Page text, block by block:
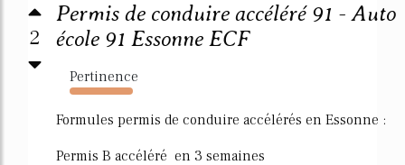
2
Permis de conduire accéléré 91 - Auto
école 91 Essonne ECF
Pertinence
924%
Formules permis de conduire accélérés en Essonne :
Permis B accéléré en 3 semaines